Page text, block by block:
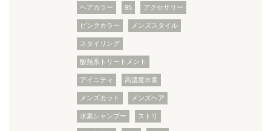
ヘアカラー 95 アクセサリー
ピンクカラー メンズスタイル
スタイリング
酸熱系トリートメント
アイニティ 高濃度水素
メンズカット メンズヘア
水素シャンプー ストリ